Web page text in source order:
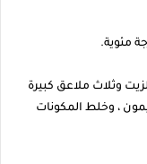
وثلاث ملاعق كبيرة
، وخلط المكونات